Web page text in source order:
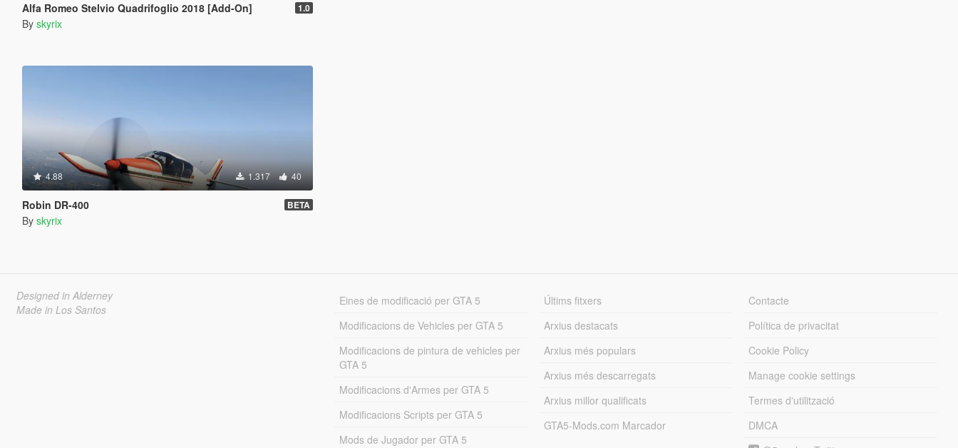
Alfa Romeo Stelvio Quadrifoglio 2018 [Add-On] 1.0
By skyrix
4.88 1.317 40
Robin DR-400 BETA
By skyrix
Designed in Alderney
Made in Los Santos
Eines de modificació per GTA 5
Modificacions de Vehicles per GTA 5
Modificacions de pintura de vehicles per
GTA 5
Modificacions d'Armes per GTA 5
Modificacions Scripts per GTA 5
Mods de Jugador per GTA 5
Últims fitxers
Arxius destacats
Arxius més populars
Arxius més descarregats
Arxius millor qualificats
GTA5-Mods.com Marcador
Contacte
Política de privacitat
Cookie Policy
Manage cookie settings
Termes d'utilització
DMCA